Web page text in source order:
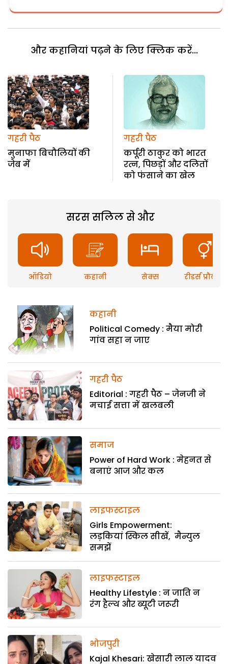
और कहानियां पढ़ने के लिए क्लिक करें...
गहरी पैठ
मुनाफा बिचौलियों की
जेब में
गहरी पैठ
कर्पूरी ठाकुर को भारत
रत्न, पिछड़ों और दलितों
को फंसाने का खेल
सरस सलिल से और
ऑडियो कहानी सेक्स रीडर्स प्रौब्लम
कहानी
Political Comedy : मैया मोरी
गांव सहा न जाए
गहरी पैठ
Editorial : गहरी पैठ – जेनजी ने
मचाई सत्ता में खलबली
समाज
Power of Hard Work : मेहनत से
बनाएं आज और कल
लाइफस्टाइल
Girls Empowerment:
लड़कियां स्किल सीखें, मैन्युल
समझें
लाइफस्टाइल
Healthy Lifestyle : न जाति न
रंग हैल्थ और ब्यूटी जरूरी
भोजपुरी
Kajal Khesari: खेसारी लाल यादव